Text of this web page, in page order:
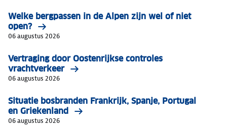
Welke bergpassen in de Alpen zijn wel of niet
open?
06 augustus 2026
Vertraging door Oostenrijkse controles
vrachtverkeer
06 augustus 2026
Situatie bosbranden Frankrijk, Spanje, Portugal
en Griekenland
06 augustus 2026